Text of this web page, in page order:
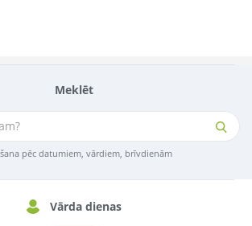
Meklēt
pēc datumiem, vārdiem, brīvdienām
Vārda dienas